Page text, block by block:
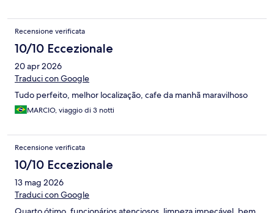
Recensione verificata
10/10 Eccezionale
20 apr 2026
Traduci con Google
Tudo perfeito, melhor localização, cafe da manhã maravilhoso
MARCIO, viaggio di 3 notti
Recensione verificata
10/10 Eccezionale
13 mag 2026
Traduci con Google